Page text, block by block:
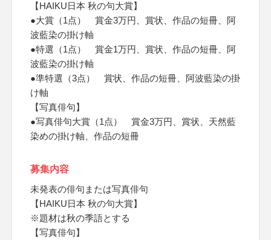
【HAIKU日本 秋の句大賞】
●大賞（1点） 賞金3万円、賞状、作品の短冊、阿
波藍染の掛け軸
●特選（1点） 賞金1万円、賞状、作品の短冊、阿
波藍染の掛け軸
●準特選（3点） 賞状、作品の短冊、阿波藍染の掛
け軸
【写真俳句】
●写真俳句大賞（1点） 賞金3万円、賞状、天然藍
染めの掛け軸、作品の短冊
募集内容
未発表の俳句または写真俳句
【HAIKU日本 秋の句大賞】
※題材は秋の季語とする
【写真俳句】